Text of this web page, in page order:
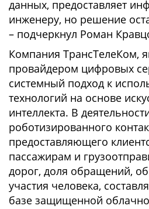
данных, предоставляет
инженеру, но решение
– подчеркнул Роман
Компания ТрансТелеКом,
провайдером цифровых
системный подход к
технологий на основе
интеллекта. В
роботизированного
предоставляющего
пассажирам и
дорог, доля обращений,
участия человека,
базе защищенной